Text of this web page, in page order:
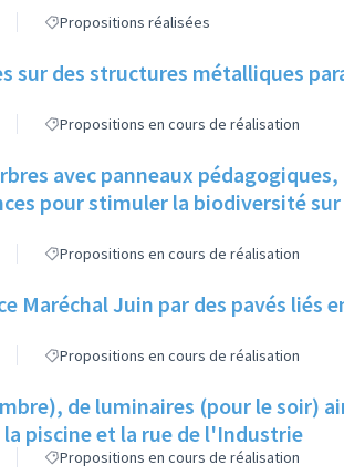
Propositions réalisées
sur des structures métalliques
Propositions en cours de réalisation
avec panneaux
pour stimuler la biodiversité sur
Propositions en cours de réalisation
Maréchal Juin par des pavés liés
Propositions en cours de réalisation
de luminaires (pour le soir)
piscine et la rue de l'Industrie
Propositions en cours de réalisation